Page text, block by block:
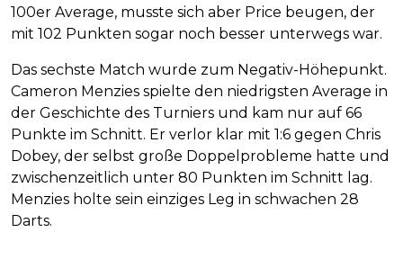
100er Average, musste sich aber Price beugen, der
mit 102 Punkten sogar noch besser unterwegs war.
Das sechste Match wurde zum Negativ-Höhepunkt.
Cameron Menzies spielte den niedrigsten Average in
der Geschichte des Turniers und kam nur auf 66
Punkte im Schnitt. Er verlor klar mit 1:6 gegen Chris
Dobey, der selbst große Doppelprobleme hatte und
zwischenzeitlich unter 80 Punkten im Schnitt lag.
Menzies holte sein einziges Leg in schwachen 28
Darts.